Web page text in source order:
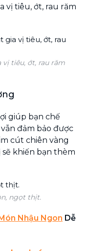
vị tiêu, ớt, rau răm
tiêu, ớt, rau răm
giúp bạn chế
đảm bảo được
cút chiên vàng
khiến bạn thèm
ngọt thịt.
Nhậu Ngon Dễ